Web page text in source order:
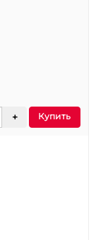
Купить